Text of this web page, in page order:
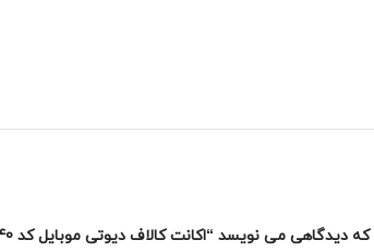
دیدگاهی می نویسد “اکانت کالاف دیوتی موبایل کد 1340”